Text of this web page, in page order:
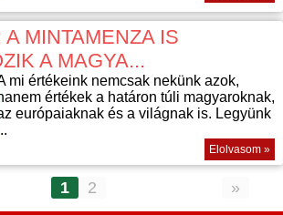
MINTAMENZA IS
A MAGYA...
mi értékeink nemcsak nekünk azok,
értékek a határon túli magyaroknak,
európaiaknak és a világnak is. Legyünk
Elolvasom »
1 2 »